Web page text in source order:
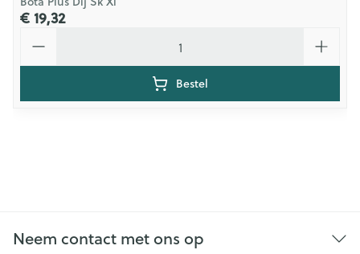
€ 19,32
Bestel
Neem contact met ons op